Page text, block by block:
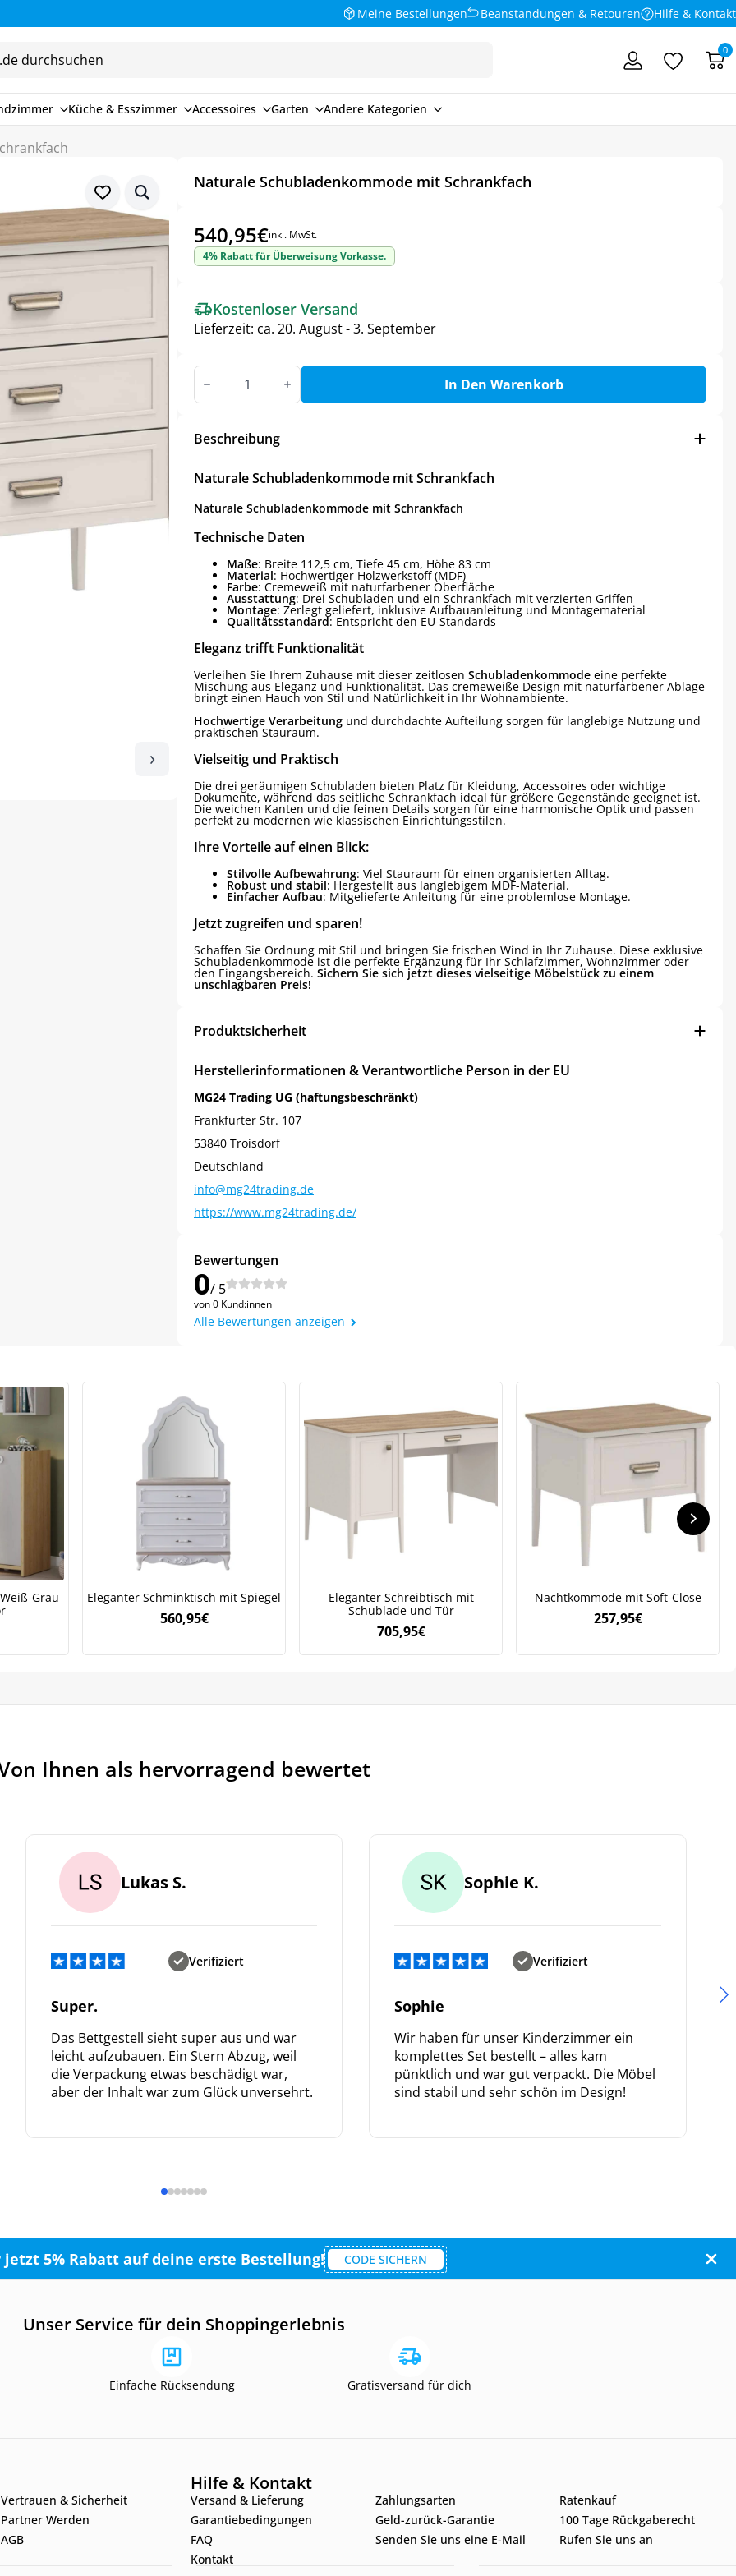
Meine Bestellungen Beanstandungen & Retouren Hilfe & Kontakt
0
Küche & Esszimmer Accessoires Garten Andere Kategorien
›
Naturale Schubladenkommode mit Schrankfach
540,95€inkl. MwSt.
4% Rabatt für Überweisung Vorkasse.
Kostenloser Versand
Lieferzeit: ca. 20. August - 3. September
Naturale
Schubladenkommode
mit
In Den Warenkorb
Beschreibung
Naturale Schubladenkommode mit Schrankfach
Naturale Schubladenkommode mit Schrankfach
Technische Daten
Maße: Breite 112,5 cm, Tiefe 45 cm, Höhe 83 cm
Material: Hochwertiger Holzwerkstoff (MDF)
Farbe: Cremeweiß mit naturfarbener Oberfläche
Ausstattung: Drei Schubladen und ein Schrankfach mit verzierten Griffen
Montage: Zerlegt geliefert, inklusive Aufbauanleitung und Montagematerial
Qualitätsstandard: Entspricht den EU-Standards
Eleganz trifft Funktionalität
Verleihen Sie Ihrem Zuhause mit dieser zeitlosen Schubladenkommode eine perfekte
Mischung aus Eleganz und Funktionalität. Das cremeweiße Design mit naturfarbener Ablage
bringt einen Hauch von Stil und Natürlichkeit in Ihr Wohnambiente.
Hochwertige Verarbeitung und durchdachte Aufteilung sorgen für langlebige Nutzung und
praktischen Stauraum.
Vielseitig und Praktisch
Die drei geräumigen Schubladen bieten Platz für Kleidung, Accessoires oder wichtige
Dokumente, während das seitliche Schrankfach ideal für größere Gegenstände geeignet ist.
Die weichen Kanten und die feinen Details sorgen für eine harmonische Optik und passen
perfekt zu modernen wie klassischen Einrichtungsstilen.
Ihre Vorteile auf einen Blick:
Stilvolle Aufbewahrung: Viel Stauraum für einen organisierten Alltag.
Robust und stabil: Hergestellt aus langlebigem MDF-Material.
Einfacher Aufbau: Mitgelieferte Anleitung für eine problemlose Montage.
Jetzt zugreifen und sparen!
Schaffen Sie Ordnung mit Stil und bringen Sie frischen Wind in Ihr Zuhause. Diese exklusive
Schubladenkommode ist die perfekte Ergänzung für Ihr Schlafzimmer, Wohnzimmer oder
den Eingangsbereich. Sichern Sie sich jetzt dieses vielseitige Möbelstück zu einem
unschlagbaren Preis!
Produktsicherheit
Herstellerinformationen & Verantwortliche Person in der EU
MG24 Trading UG (haftungsbeschränkt)
Frankfurter Str. 107
53840 Troisdorf
Deutschland
info@mg24trading.de
https://www.mg24trading.de/
Bewertungen
0/ 5
von 0 Kund:innen
Alle Bewertungen anzeigen
Grau
Eleganter Schminktisch mit Spiegel
560,95€
Eleganter Schreibtisch mit
Schublade und Tür
705,95€
Nachtkommode mit Soft-Close
257,95€
Ihnen als hervorragend bewertet
Lukas S.
Verifiziert
Super.
Das Bettgestell sieht super aus und war
leicht aufzubauen. Ein Stern Abzug, weil
die Verpackung etwas beschädigt war,
aber der Inhalt war zum Glück unversehrt.
Sophie K.
Verifiziert
Sophie
Wir haben für unser Kinderzimmer ein
komplettes Set bestellt – alles kam
pünktlich und war gut verpackt. Die Möbel
sind stabil und sehr schön im Design!
jetzt 5% Rabatt auf deine erste Bestellung! CODE SICHERN
Unser Service für dein Shoppingerlebnis
Einfache Rücksendung Gratisversand für dich
Vertrauen & Sicherheit
Partner Werden
AGB
Hilfe & Kontakt
Versand & Lieferung Zahlungsarten
Ratenkauf
Garantiebedingungen
Geld-zurück-Garantie
100 Tage Rückgaberecht
FAQ
Senden Sie uns eine E-Mail
Rufen Sie uns an
Kontakt